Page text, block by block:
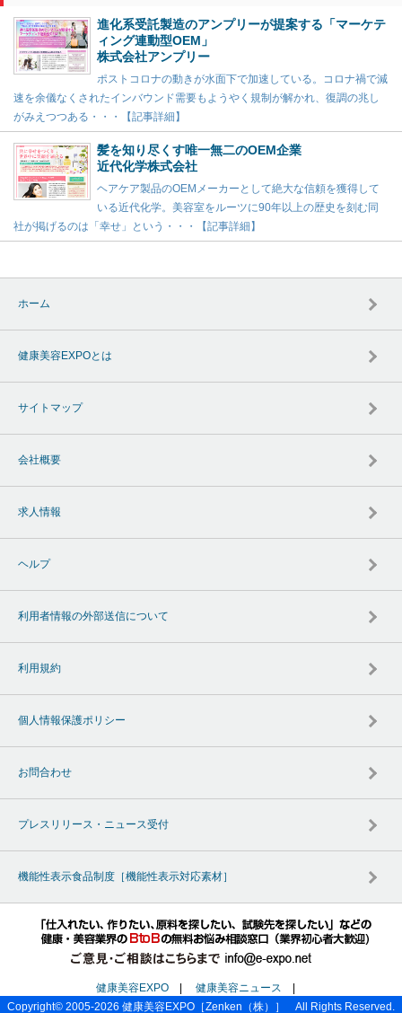
進化系受託製造のアンプリーが提案する「マーケテ
ィング連動型OEM」
株式会社アンプリー
ポストコロナの動きが水面下で加速している。コロナ禍で減
速を余儀なくされたインバウンド需要もようやく規制が解かれ、復調の兆し
がみえつつある・・・【記事詳細】
髪を知り尽くす唯一無二のOEM企業
近代化学株式会社
ヘアケア製品のOEMメーカーとして絶大な信頼を獲得して
いる近代化学。美容室をルーツに90年以上の歴史を刻む同
社が掲げるのは「幸せ」という・・・【記事詳細】
ホーム
健康美容EXPOとは
サイトマップ
会社概要
求人情報
ヘルプ
利用者情報の外部送信について
利用規約
個人情報保護ポリシー
お問合わせ
プレスリリース・ニュース受付
機能性表示食品制度［機能性表示対応素材］
健康美容EXPO 健康美容ニュース
Copyright© 2005-2026 健康美容EXPO ［Zenken（株）］ All Rights Reserved.